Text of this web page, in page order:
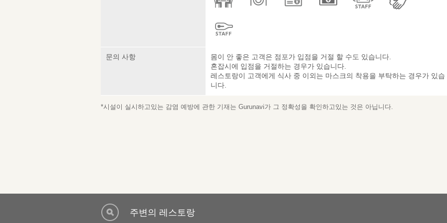
문의 사항
몸이 안 좋은 고객은 점포가 입점을 거절 할 수도 있습니다.
혼잡시에 입점을 거절하는 경우가 있습니다.
레스토랑이 고객에게 식사 중 이외는 마스크의 착용을 부탁하는 경우가 있습
니다.
*시설이 실시하고있는 감염 예방에 관한 기재는 Gurunavi가 그 정확성을 확인하고있는 것은 아닙니다.
주변의 레스토랑